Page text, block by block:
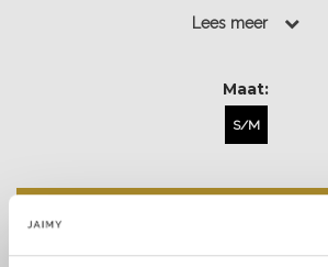
Lees meer
Lees meer
Maat:
S/M